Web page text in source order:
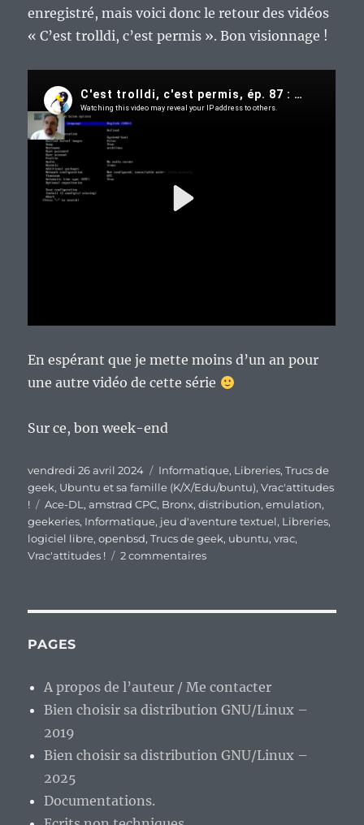
enregistré, mais voici donc le retour des vidéos
« C’est trolldi, c’est permis ». Bon visionnage !
En espérant que je mette moins d’un an pour
une autre vidéo de cette série
Sur ce, bon week-end
Publié
le
vendredi 26 avril 2024 Catégories
Informatique, Libreries,Trucs de
geek, Ubuntu et sa famille (K/X/Edu/buntu),Vrac'attitudes
!
Étiquettes
Ace-DL,amstrad CPC, Bronx,distribution,emulation,
geekeries, Informatique, jeu d'aventure textuel, Libreries,
logiciel libre,openbsd,Trucs de geek, ubuntu,vrac,
Vrac'attitudes !
2 commentairessur
PAGES
A propos de l’auteur / Me contacter
Bien choisir sa distribution GNU/Linux –
2019
Bien choisir sa distribution GNU/Linux –
2025
Documentations.